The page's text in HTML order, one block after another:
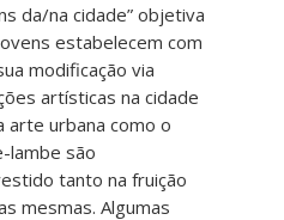
da/na cidade” objetiva
estabelecem com
modificação via
artísticas na cidade
arte urbana como o
lambe são
tanto na fruição
mesmas. Algumas